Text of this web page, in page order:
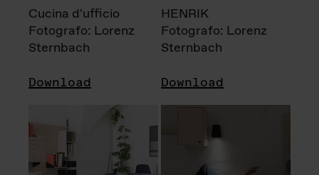
Cucina d'ufficio
Fotografo: Lorenz
Sternbach
Download
HENRIK
Fotografo: Lorenz
Sternbach
Download